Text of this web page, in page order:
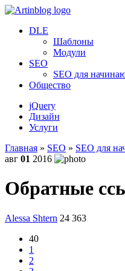
DLE
Шаблоны
Модули
SEO
SEO для
Общество
jQuery
Дизайн
Услуги
Главная » SEO » SEO для
авг 01 2016
Обратные
Alessa Shtern 24 363
40
1
2